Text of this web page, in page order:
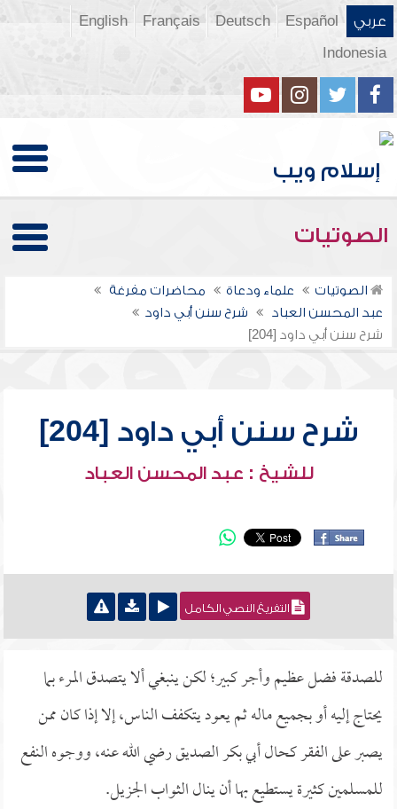
عربي Español
Deutsch
Français
English
Indonesia
الصوتيات
الصوتيات علماء ودعاة
محاضرات مفرغة
عبد المحسن العباد
شرح سنن أبي داود
شرح سنن أبي داود [204]
شرح سنن أبي داود [204]
للشيخ : عبد المحسن العباد
التفريغ النصي الكامل
للصدقة فضل عظيم وأجر كبير؛ لكن ينبغي ألا يتصدق المرء بما
يحتاج إليه أو بجميع ماله ثم يعود يتكفف الناس، إلا إذا كان ممن
يصبر على الفقر كحال أبي بكر الصديق رضي الله عنه، ووجوه النفع
للمسلمين كثيرة يستطيع بها أن ينال الثواب الجزيل.